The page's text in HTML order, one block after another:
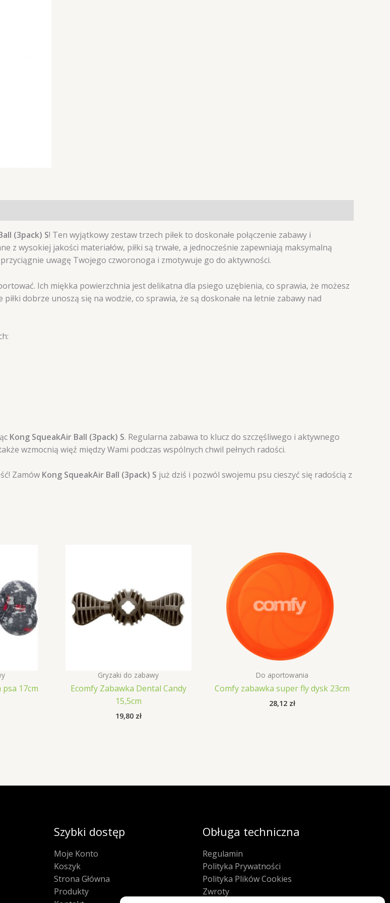
(3pack) S! Ten wyjątkowy zestaw trzech piłek to doskonałe połączenie zabawy i
z wysokiej jakości materiałów, piłki są trwałe, a jednocześnie zapewniają maksymalną
uwagę Twojego czworonoga i zmotywuje go do aktywności.
Ich miękka powierzchnia jest delikatna dla psiego uzębienia, co sprawia, że możesz
dobrze unoszą się na wodzie, co sprawia, że są doskonałe na letnie zabawy nad
Kong SqueakAir Ball (3pack) S. Regularna zabawa to klucz do szczęśliwego i aktywnego
wzmocnią więź między Wami podczas wspólnych chwil pełnych radości.
Zamów Kong SqueakAir Ball (3pack) S już dziś i pozwól swojemu psu cieszyć się radością z
17cm
Gryzaki do zabawy
Ecomfy Zabawka Dental Candy
15,5cm
19,80 zł
Do aportowania
Comfy zabawka super fly dysk 23cm
28,12 zł
Szybki dostęp
Moje Konto
Koszyk
Strona Główna
Produkty
Obługa techniczna
Regulamin
Polityka Prywatności
Polityka Plików Cookies
Zwroty